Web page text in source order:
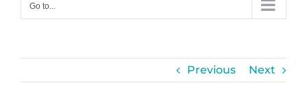
Go to...
Previous Next